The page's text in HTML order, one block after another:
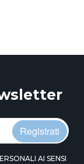
Registrati
AI SENSI